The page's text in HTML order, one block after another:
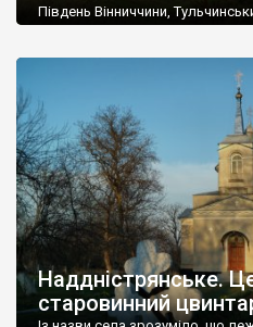
Південь Вінниччини,
старовинний цвинтар із
збереглися, написані
мовою. За всіма традиційними
український. Хрести датуються
роках Болган […]
Наддністрянське.
старовинний